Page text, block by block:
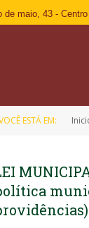
de maio, 43 - Centro
ESTÁ EM: